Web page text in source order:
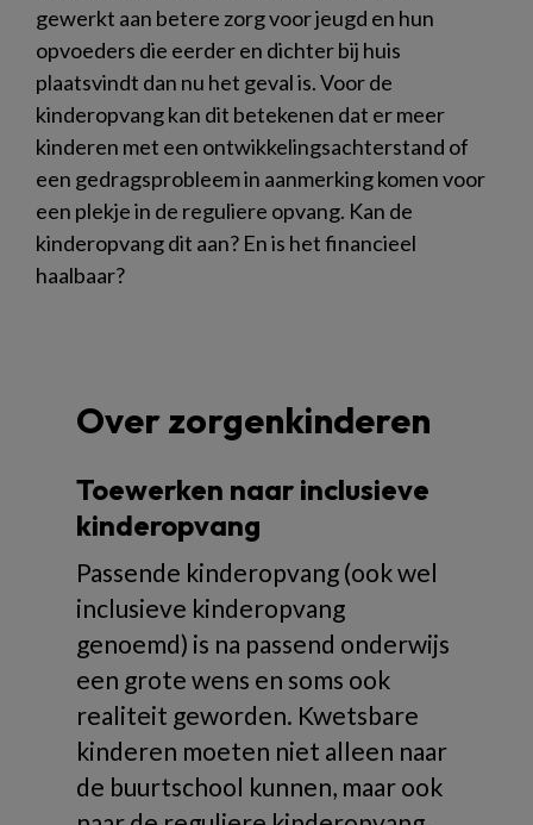
gewerkt aan betere zorg voor jeugd en hun
opvoeders die eerder en dichter bij huis
plaatsvindt dan nu het geval is. Voor de
kinderopvang kan dit betekenen dat er meer
kinderen met een ontwikkelingsachterstand of
een gedragsprobleem in aanmerking komen voor
een plekje in de reguliere opvang. Kan de
kinderopvang dit aan? En is het financieel
haalbaar?
Over zorgenkinderen
Toewerken naar inclusieve
kinderopvang
Passende kinderopvang (ook wel
inclusieve kinderopvang
genoemd) is na passend onderwijs
een grote wens en soms ook
realiteit geworden. Kwetsbare
kinderen moeten niet alleen naar
de buurtschool kunnen, maar ook